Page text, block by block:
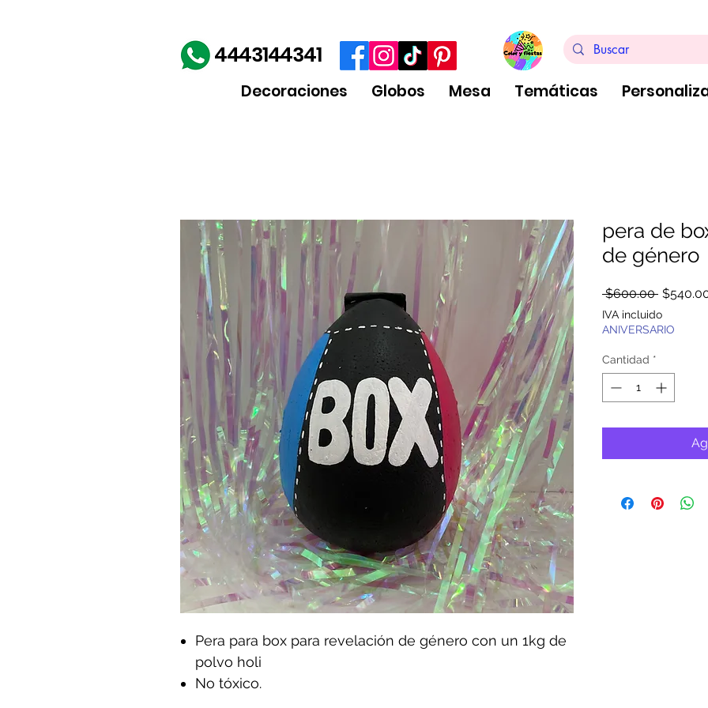
4443144341
Decoraciones Globos Mesa Temáticas
Pera para box para revelación de género con un 1kg de
polvo holi
No tóxico.
pera de
de género
$600.00 Precio
IVA incluido
ANIVERSARIO
Cantidad *